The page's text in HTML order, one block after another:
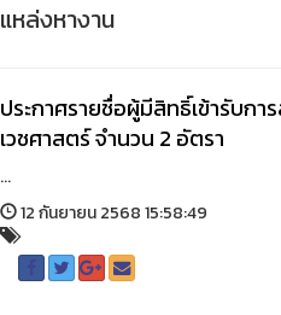
แหล่งหางาน
ประกาศรายชื่อผู้มีสิทธิ์เข้ารับก
เวชศาสตร์ จำนวน 2 อัตรา
...
12 กันยายน 2568 15:58:49